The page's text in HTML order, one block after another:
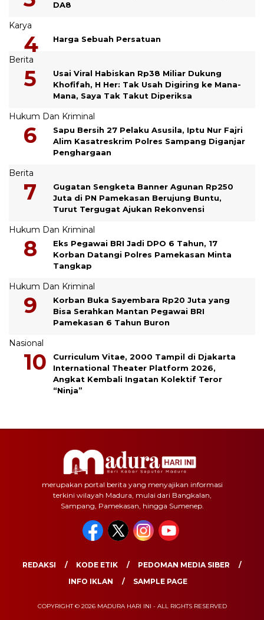
DA8
Karya
Harga Sebuah Persatuan
Berita
Usai Viral Habiskan Rp38 Miliar Dukung
Khofifah, H Her: Tak Usah Digiring ke Mana-
Mana, Saya Tak Takut Diperiksa
Hukum Dan Kriminal
Sapu Bersih 27 Pelaku Asusila, Iptu Nur Fajri
Alim Kasatreskrim Polres Sampang Diganjar
Penghargaan
Berita
Gugatan Sengketa Banner Agunan Rp250
Juta di PN Pamekasan Berujung Buntu,
Turut Tergugat Ajukan Rekonvensi
Hukum Dan Kriminal
Eks Pegawai BRI Jadi DPO 6 Tahun, 17
Korban Datangi Polres Pamekasan Minta
Tangkap
Hukum Dan Kriminal
Korban Buka Sayembara Rp20 Juta yang
Bisa Serahkan Mantan Pegawai BRI
Pamekasan 6 Tahun Buron
Nasional
Curriculum Vitae, 2000 Tampil di Djakarta
International Theater Platform 2026,
Angkat Kembali Ingatan Kolektif Teror
“Ninja”
merupakan portal berita yang menyajikan informasi
terkini wilayah Madura, mulai dari Bangkalan,
Sampang, Pamekasan, hingga Sumenep.
REDAKSI KODE ETIK
PEDOMAN MEDIA SIBER
INFO IKLAN
SAMPLE PAGE
COPYRIGHT © 2026 MADURA HARI INI - ALL RIGHTS RESERVED